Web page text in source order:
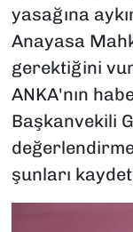
yasağına
Anayasa
gerektiğini
ANKA'nın
Başkanvekili
şunları